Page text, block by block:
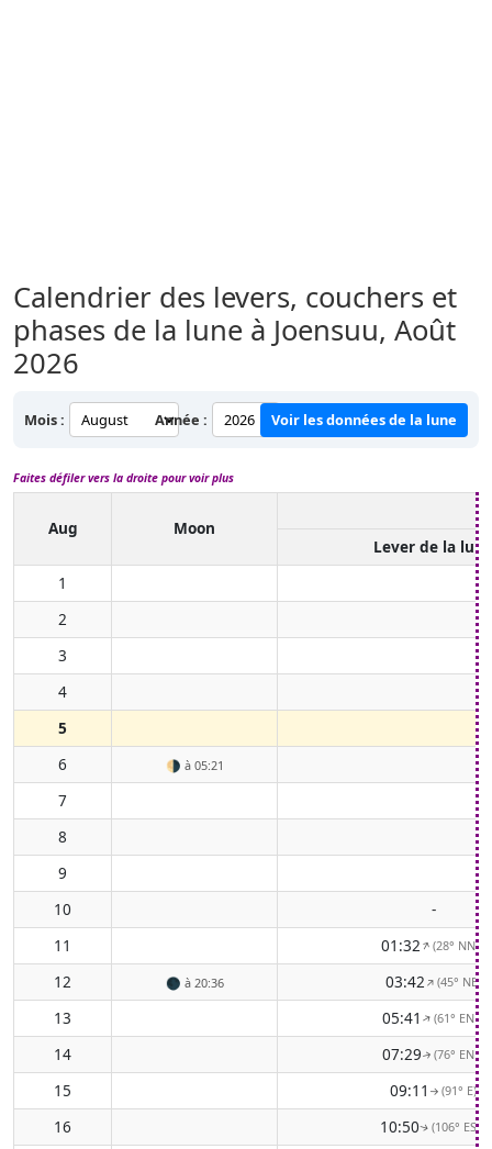
Calendrier des levers, couchers et
phases de la lune à Joensuu, Août
2026
Mois : Année : Voir les données de la lune
Faites défiler vers la droite pour voir plus
Aug
Moon
Lever de la lune
1
2
3
4
5
6
🌗 à 05:21
7
8
9
10
-
11
01:32↑(28° NNE)
12 🌑 à 20:36 03:42↑(45° NE)
13 05:41 ↑(61° ENE)
14 07:29↑(76° ENE)
15 09:11 ↑(91° E)
16 10:50↑(106° ESE)